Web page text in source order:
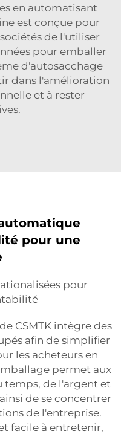
en automatisant
est conçue pour
de l'utiliser
pour emballer
d'autosacchage
dans l'amélioration
et à rester
pour une
pour
CSMTK intègre des
afin de simplifier
les acheteurs en
permet aux
temps, de l'argent et
de se concentrer
de l'entreprise.
facile à entretenir,